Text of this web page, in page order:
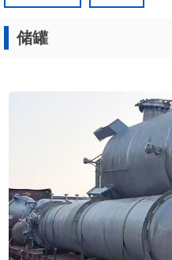
储罐